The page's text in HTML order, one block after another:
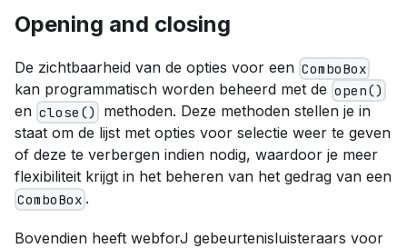
Opening and closing
De zichtbaarheid van de opties voor een ComboBox
kan programmatisch worden beheerd met de open()
en close()
methoden. Deze methoden stellen je in
staat om de lijst met opties voor selectie weer te geven
of deze te verbergen indien nodig, waardoor je meer
flexibiliteit krijgt in het beheren van het gedrag van een
ComboBox .
Bovendien heeft webforJ gebeurtenisluisteraars voor